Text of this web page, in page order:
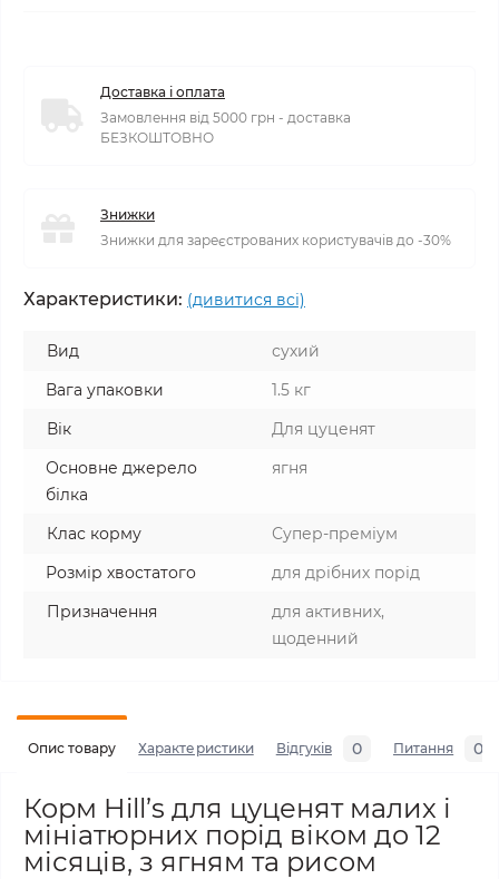
Доставка і оплата
Замовлення від 5000 грн - доставка
БЕЗКОШТОВНО
Знижки
Знижки для зареєстрованих користувачів до -30%
Характеристики: (дивитися всі)
Вид
сухий
Вага упаковки
1.5 кг
Вік
Для цуценят
Основне джерело
білка
ягня
Клас корму
Супер-преміум
Розмір хвостатого
для дрібних порід
Призначення
для активних,
щоденний
Опис товару Характеристики Відгуків 0 Питання 0
Корм Hill’s для цуценят малих і
мініатюрних порід віком до 12
місяців, з ягням та рисом